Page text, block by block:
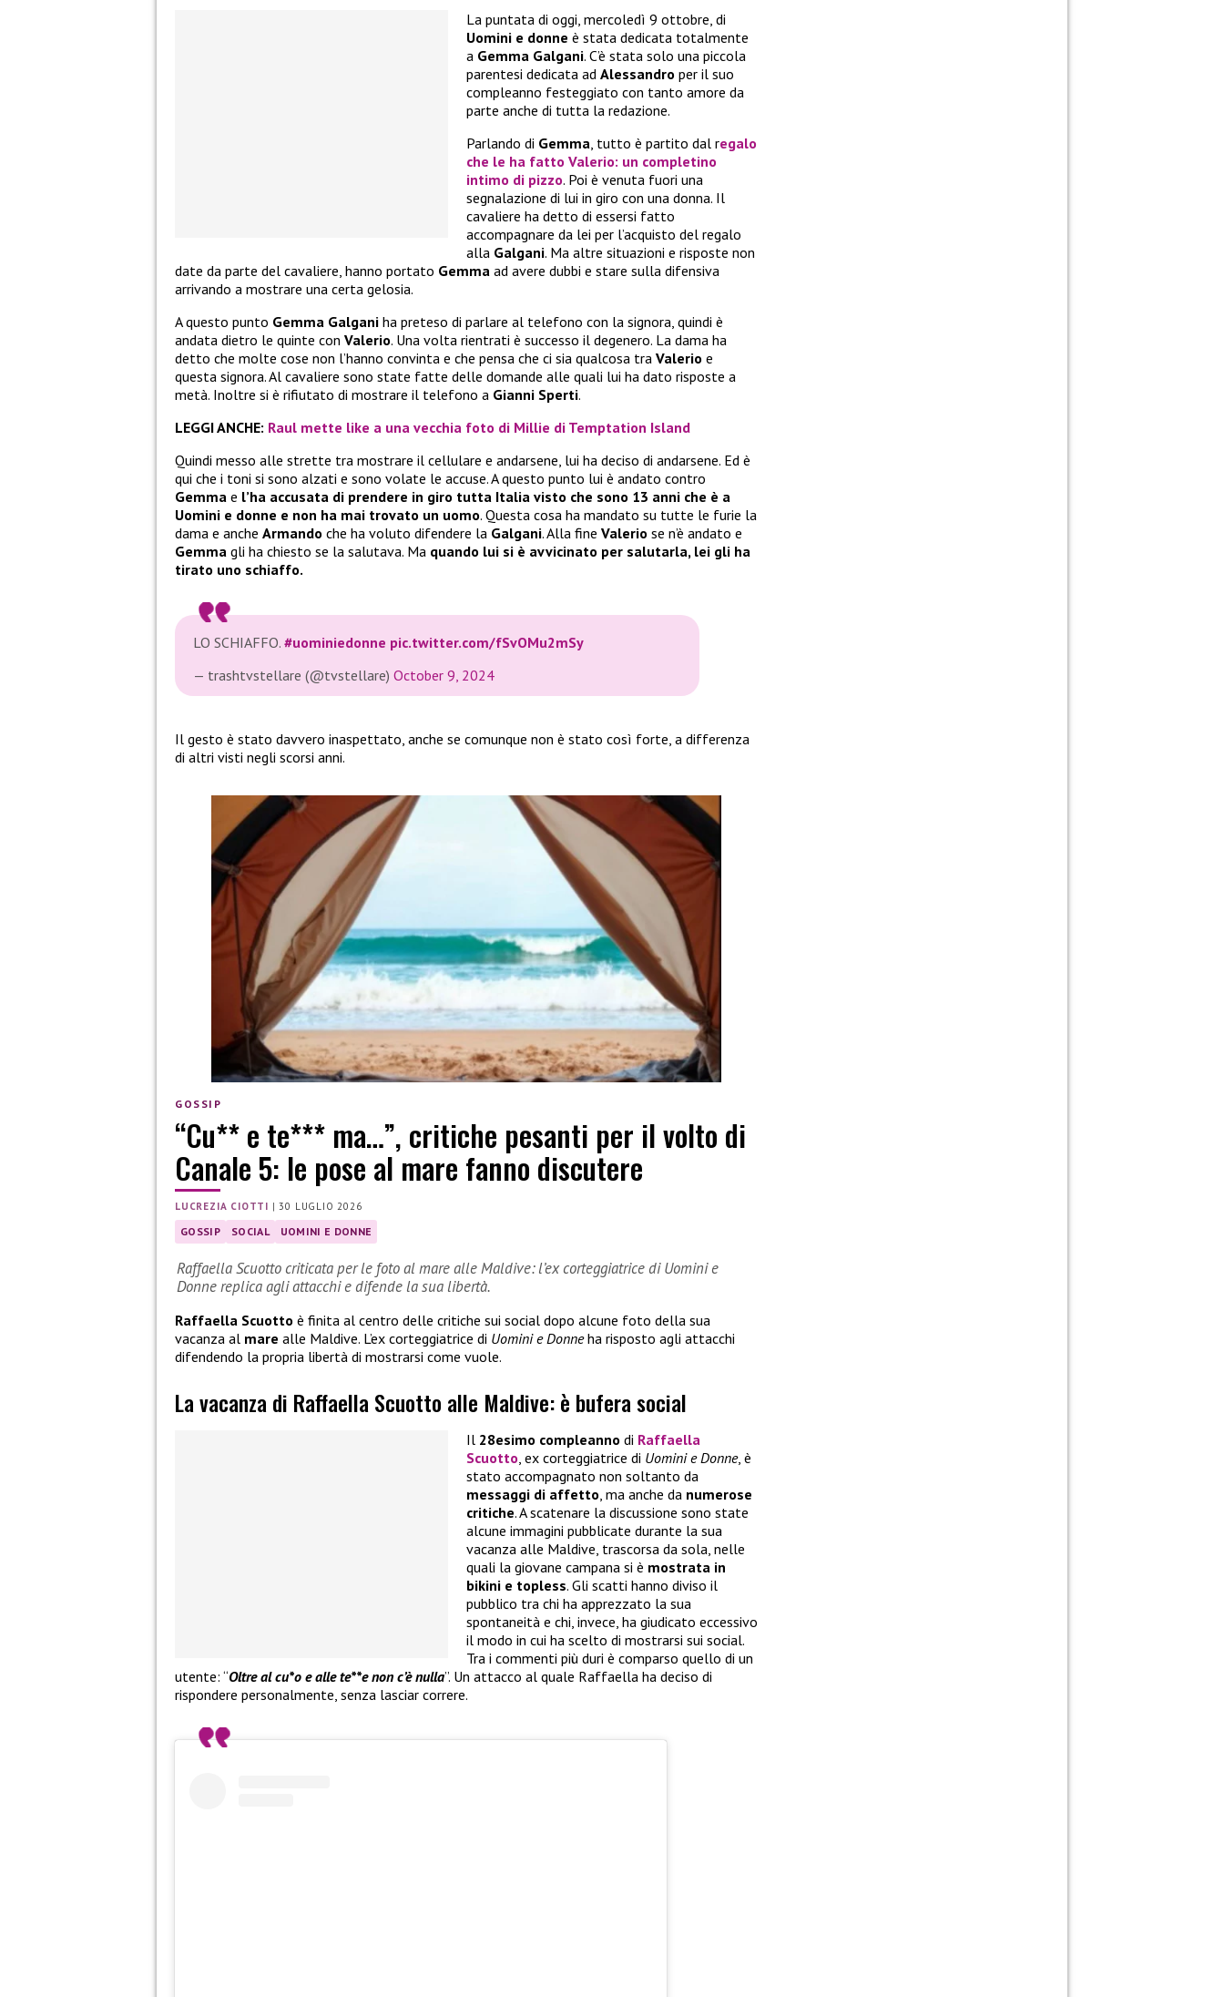
La puntata di oggi, mercoledì 9 ottobre, di
Uomini e donne è stata dedicata totalmente
a Gemma Galgani. C’è stata solo una piccola
parentesi dedicata ad Alessandro per il suo
compleanno festeggiato con tanto amore da
parte anche di tutta la redazione.
Parlando di Gemma, tutto è partito dal regalo
che le ha fatto Valerio: un completino
intimo di pizzo. Poi è venuta fuori una
segnalazione di lui in giro con una donna. Il
cavaliere ha detto di essersi fatto
accompagnare da lei per l’acquisto del regalo
alla Galgani. Ma altre situazioni e risposte non
date da parte del cavaliere, hanno portato Gemma ad avere dubbi e stare sulla difensiva
arrivando a mostrare una certa gelosia.
A questo punto Gemma Galgani ha preteso di parlare al telefono con la signora, quindi è
andata dietro le quinte con Valerio. Una volta rientrati è successo il degenero. La dama ha
detto che molte cose non l’hanno convinta e che pensa che ci sia qualcosa tra Valerio e
questa signora. Al cavaliere sono state fatte delle domande alle quali lui ha dato risposte a
metà. Inoltre si è rifiutato di mostrare il telefono a Gianni Sperti.
LEGGI ANCHE: Raul mette like a una vecchia foto di Millie di Temptation Island
Quindi messo alle strette tra mostrare il cellulare e andarsene, lui ha deciso di andarsene. Ed è
qui che i toni si sono alzati e sono volate le accuse. A questo punto lui è andato contro
Gemma e l’ha accusata di prendere in giro tutta Italia visto che sono 13 anni che è a
Uomini e donne e non ha mai trovato un uomo. Questa cosa ha mandato su tutte le furie la
dama e anche Armando che ha voluto difendere la Galgani. Alla fine Valerio se n’è andato e
Gemma gli ha chiesto se la salutava. Ma quando lui si è avvicinato per salutarla, lei gli ha
tirato uno schiaffo.
LO SCHIAFFO. #uominiedonne pic.twitter.com/fSvOMu2mSy
— trashtvstellare (@tvstellare) October 9, 2024
Il gesto è stato davvero inaspettato, anche se comunque non è stato così forte, a differenza
di altri visti negli scorsi anni.
GOSSIP
“Cu** e te*** ma…”, critiche pesanti per il volto di
Canale 5: le pose al mare fanno discutere
LUCREZIA CIOTTI |30 LUGLIO 2026
GOSSIP SOCIAL UOMINI E DONNE
Raffaella Scuotto criticata per le foto al mare alle Maldive: l’ex corteggiatrice di Uomini e
Donne replica agli attacchi e difende la sua libertà.
Raffaella Scuotto è finita al centro delle critiche sui social dopo alcune foto della sua
vacanza al mare alle Maldive. L’ex corteggiatrice di Uomini e Donneha risposto agli attacchi
difendendo la propria libertà di mostrarsi come vuole.
La vacanza di Raffaella Scuotto alle Maldive: è bufera social
Il 28esimo compleanno di Raffaella
Scuotto, ex corteggiatrice di Uomini e Donne, è
stato accompagnato non soltanto da
messaggi di affetto, ma anche da numerose
critiche. A scatenare la discussione sono state
alcune immagini pubblicate durante la sua
vacanza alle Maldive, trascorsa da sola, nelle
quali la giovane campana si è mostrata in
bikini e topless. Gli scatti hanno diviso il
pubblico tra chi ha apprezzato la sua
spontaneità e chi, invece, ha giudicato eccessivo
il modo in cui ha scelto di mostrarsi sui social.
Tra i commenti più duri è comparso quello di un
utente: “Oltre al cu*o e alle te**e non c’è nulla”. Un attacco al quale Raffaella ha deciso di
rispondere personalmente, senza lasciar correre.